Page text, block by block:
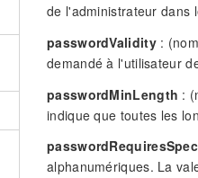
de l'administrateur dans
passwordValidity:
demandé à l'utilisateur
passwordMinLength :
indique que toutes les
alphanumériques. La